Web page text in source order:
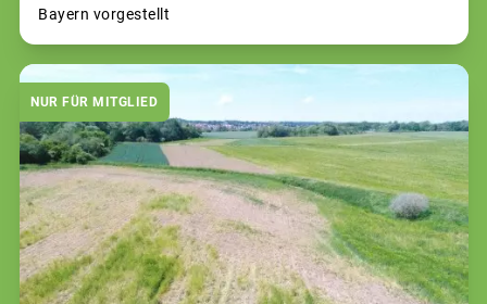
Bayern vorgestellt
NUR FÜR MITGLIED